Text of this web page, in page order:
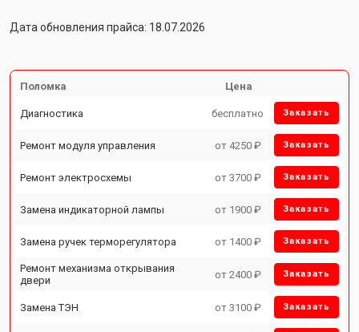
Дата обновления прайса: 18.07.2026
Поломка Цена
Диагностика бесплатно Заказать
Ремонт модуля управления от 4250 ₽ Заказать
Ремонт электросхемы от 3700 ₽ Заказать
Замена индикаторной лампы от 1900 ₽ Заказать
Замена ручек терморегулятора от 1400 ₽ Заказать
Ремонт механизма открывания
двери
от 2400 ₽ Заказать
Замена ТЭН от 3100 ₽ Заказать